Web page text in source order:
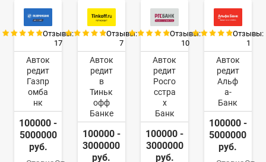
Отзывы:
17
Авток
редит
Газпр
омба
нк
100000 -
5000000
руб.
Отзывы:
7
Авток
редит
в
Тиньк
офф
Банке
100000 -
3000000
руб.
Отзывы:
10
Авток
редит
Росго
сстра
х
Банк
100000 -
3000000
руб.
Отзывы:
1
Авток
редит
Альф
а-
Банк
100000 -
5000000
руб.